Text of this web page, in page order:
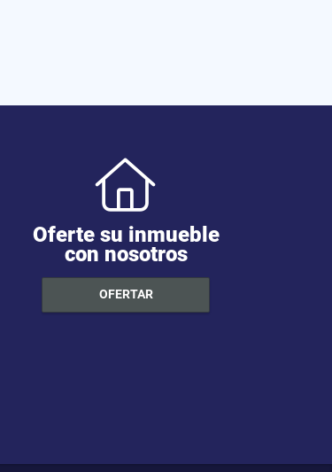
Oferte su inmueble
con nosotros
OFERTAR